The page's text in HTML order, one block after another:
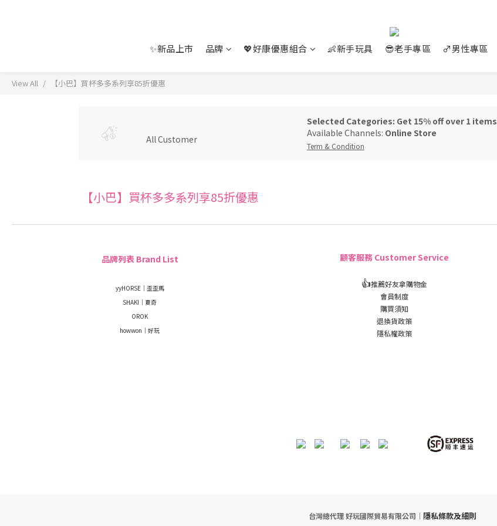
✨新品上市 品牌 💖好康優惠組合 👶新手玩具 😎老手專區 ♂️男性專區
View All 【小巴】買杯多多系列享85折優惠
All Customer
Selected Categories: Get 15% off over 1 items
Available Channels: Online Store
Term & Condition
【小巴】買杯多多系列享85折優惠
品牌列表 Brand List
yyHORSE｜歪歪馬
SHAKI｜夏奇
OROK
howwon｜好玩
顧客服務 Customer Service
👍推薦好友拿購物金
會員制度
購買須知
退換貨政策
隱私權政策
台灣總代理 好玩國際貿易有限公司｜ 隱私條款及細則